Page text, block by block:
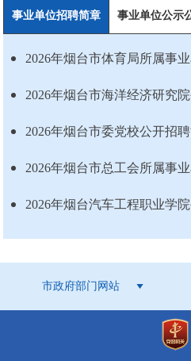
事业单位招聘简章 事业单位公示
市政府部门网站